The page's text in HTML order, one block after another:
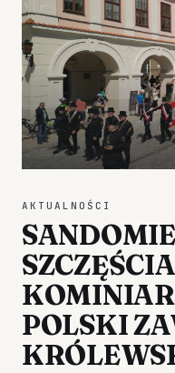
AKTUALNOŚCI
POLSKI